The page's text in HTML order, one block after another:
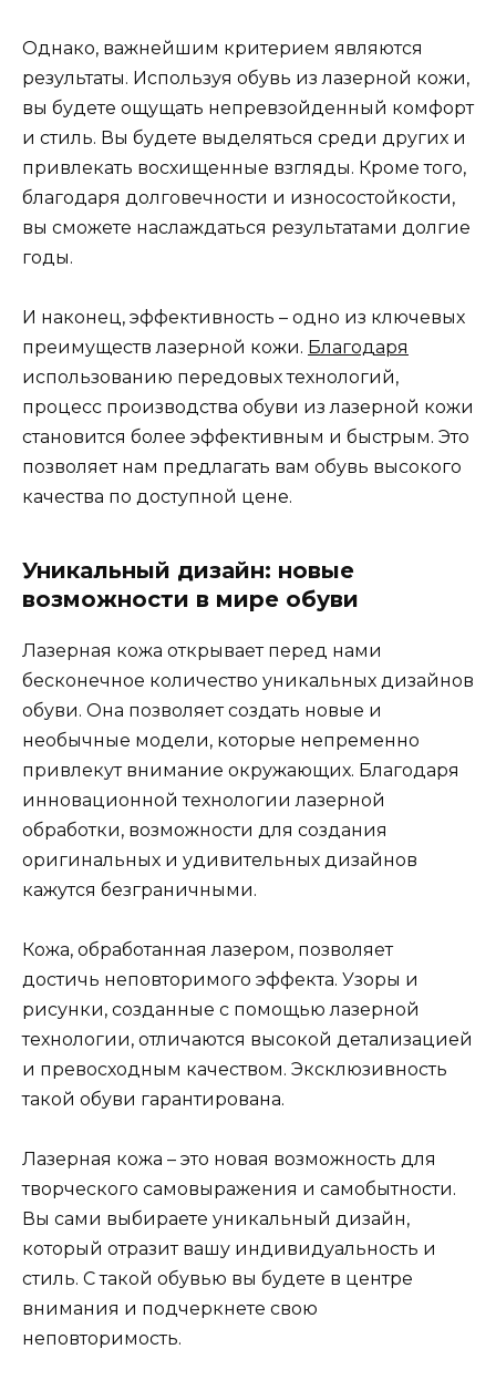
Однако, важнейшим критерием являются
результаты. Используя обувь из лазерной кожи,
вы будете ощущать непревзойденный комфорт
и стиль. Вы будете выделяться среди других и
привлекать восхищенные взгляды. Кроме того,
благодаря долговечности и износостойкости,
вы сможете наслаждаться результатами долгие
годы.
И наконец, эффективность – одно из ключевых
преимуществ лазерной кожи. Благодаря
использованию передовых технологий,
процесс производства обуви из лазерной кожи
становится более эффективным и быстрым. Это
позволяет нам предлагать вам обувь высокого
качества по доступной цене.
Уникальный дизайн: новые
возможности в мире обуви
Лазерная кожа открывает перед нами
бесконечное количество уникальных дизайнов
обуви. Она позволяет создать новые и
необычные модели, которые непременно
привлекут внимание окружающих. Благодаря
инновационной технологии лазерной
обработки, возможности для создания
оригинальных и удивительных дизайнов
кажутся безграничными.
Кожа, обработанная лазером, позволяет
достичь неповторимого эффекта. Узоры и
рисунки, созданные с помощью лазерной
технологии, отличаются высокой детализацией
и превосходным качеством. Эксклюзивность
такой обуви гарантирована.
Лазерная кожа – это новая возможность для
творческого самовыражения и самобытности.
Вы сами выбираете уникальный дизайн,
который отразит вашу индивидуальность и
стиль. С такой обувью вы будете в центре
внимания и подчеркнете свою
неповторимость.